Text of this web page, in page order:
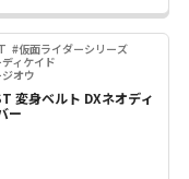
#仮面ライダーシリーズ
ィケイド
オウ
変身ベルト DXネオディ
ー